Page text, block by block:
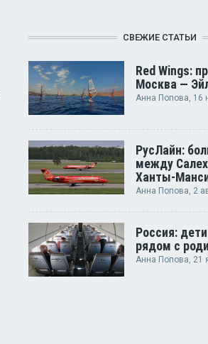
СВЕЖИЕ СТАТЬИ
Red Wings:
Москва —
Анна Попова, 16
РусЛайн:
между
Ханты-
Анна Попова, 2
Россия:
рядом с
Анна Попова, 21